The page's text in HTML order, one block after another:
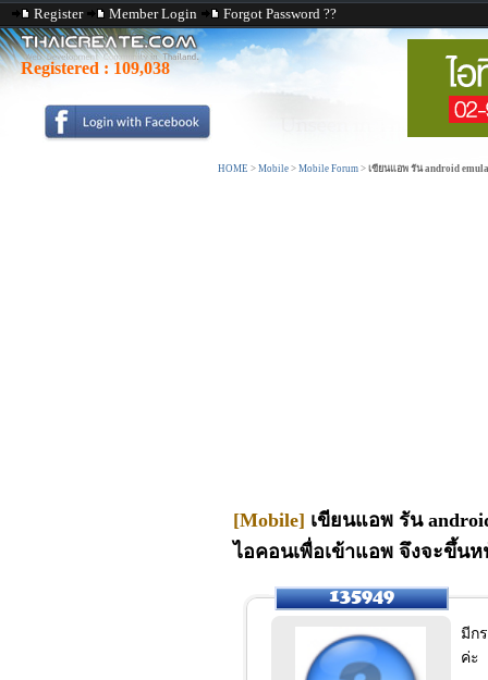
Register Member Login Forgot Password ??
Registered : 109,038
HOME > Mobile > Mobile Forum > เขียนแอพ รัน android
[Mobile] เขียนแอพ รัน
ไอคอนเพื่อเข้าแอพ จึงจะขึ้น
มีก
ค่ะ